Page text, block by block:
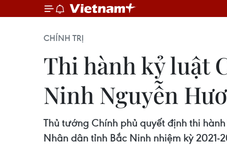
CHÍNH TRỊ
Thi hành kỷ luật
Ninh Nguyễn
Thủ tướng Chính phủ quyết định thi
Nhân dân tỉnh Bắc Ninh nhiệm kỳ 2021-